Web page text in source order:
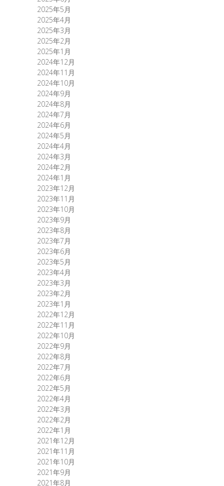
2025年5月
2025年4月
2025年3月
2025年2月
2025年1月
2024年12月
2024年11月
2024年10月
2024年9月
2024年8月
2024年7月
2024年6月
2024年5月
2024年4月
2024年3月
2024年2月
2024年1月
2023年12月
2023年11月
2023年10月
2023年9月
2023年8月
2023年7月
2023年6月
2023年5月
2023年4月
2023年3月
2023年2月
2023年1月
2022年12月
2022年11月
2022年10月
2022年9月
2022年8月
2022年7月
2022年6月
2022年5月
2022年4月
2022年3月
2022年2月
2022年1月
2021年12月
2021年11月
2021年10月
2021年9月
2021年8月